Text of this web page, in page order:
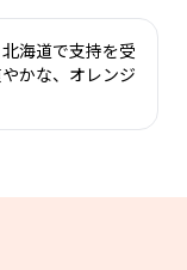
海道で支持を受
かな、オレンジ